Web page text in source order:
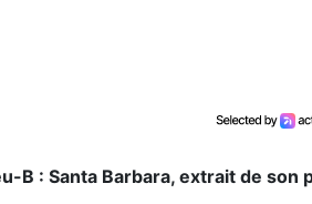
B : Santa Barbara, extrait de son